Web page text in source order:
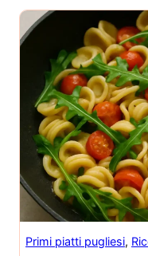
Primi piatti pugliesi,